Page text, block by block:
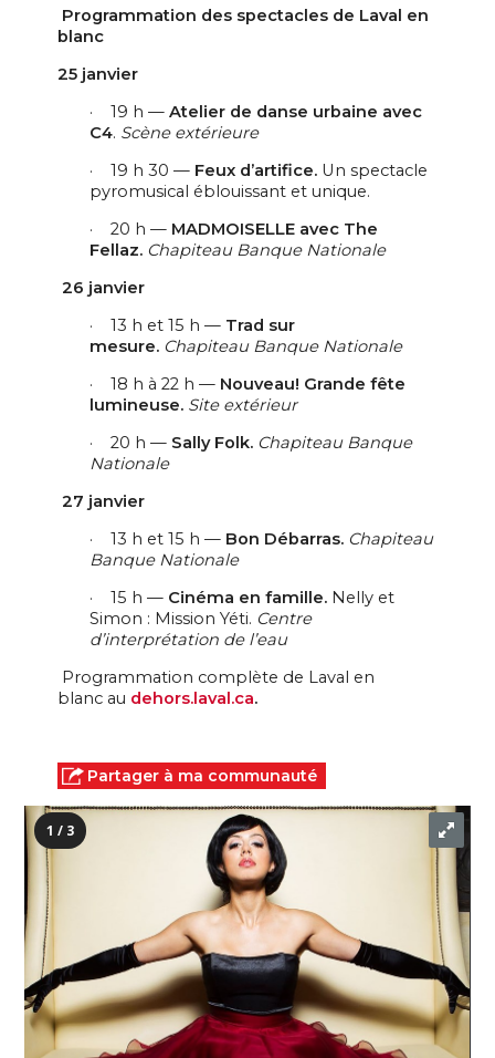
Programmation des spectacles de Laval en
blanc
25 janvier
·
19 h — Atelier de danse urbaine avec
C4. Scène extérieure
·
19 h 30 — Feux d’artifice.Un spectacle
pyromusical éblouissant et unique.
·
20 h — MADMOISELLE avec The
Fellaz. Chapiteau Banque Nationale
26 janvier
·
13 h et 15 h — Trad sur
mesure. Chapiteau Banque Nationale
·
18 h à 22 h —Nouveau! Grande fête
lumineuse. Site extérieur
·
20 h — Sally Folk. Chapiteau Banque
Nationale
27 janvier
·
13 h et 15 h — Bon Débarras. Chapiteau
Banque Nationale
·
15 h — Cinéma en famille.Nelly et
Simon : Mission Yéti. Centre
d’interprétation de l’eau
Programmation complète de Laval en
blanc au dehors.laval.ca.
Partager à ma communauté
1 / 3